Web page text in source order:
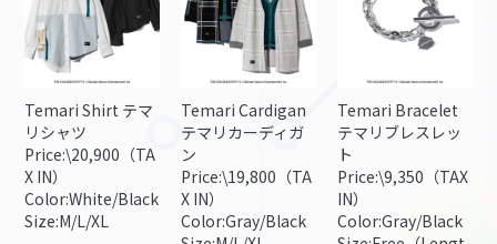
Temari Shirt テマ
リシャツ
Price:\20,900（TA
X IN）
Color:White/Black
Size:M/L/XL
Temari Cardigan
テマリカーディガ
ン
Price:\19,800（TA
X IN）
Color:Gray/Black
Temari Bracelet
テマリブレスレッ
ト
Price:\9,350（TAX
IN）
Color:Gray/Black